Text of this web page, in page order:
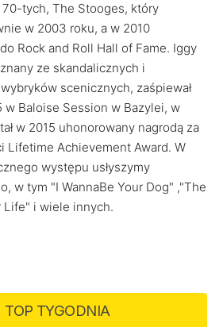
tych, The Stooges, który
w 2003 roku, a w 2010
Rock and Roll Hall of Fame. Iggy
ze skandalicznych i
scenicznych, zaśpiewał
w Baloise Session w Bazylei, w
w 2015 uhonorowany nagrodą za
Lifetime Achievement Award. W
występu usłyszymy
w tym "I WannaBe Your Dog" ,"The
Life" i wiele innych.
TOP TYGODNIA